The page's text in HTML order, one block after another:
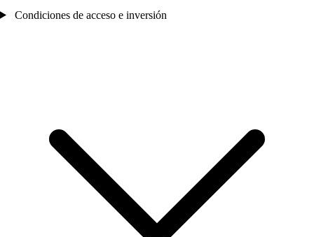
Condiciones de acceso e inversión